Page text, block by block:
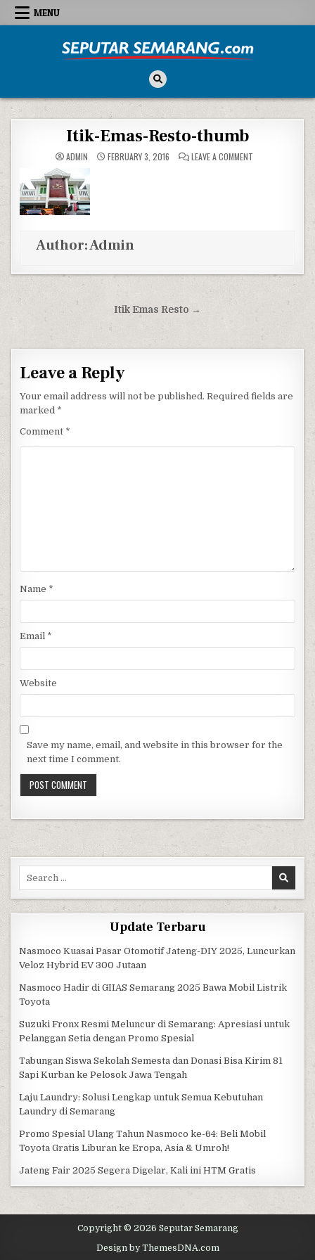
Skip to content
MENU
Itik-Emas-Resto-thumb
ADMIN FEBRUARY 3, 2016 LEAVE A COMMENTON ITIK-EMAS-
Author:Admin
Post navigationItik Emas Resto →
Leave a Reply
Your email address will not be published. Required fields are
marked *
Comment *
Name *
Email *
Website
Save my name, email, and website in this browser for the
next time I comment.
Update Terbaru
Nasmoco Kuasai Pasar Otomotif Jateng-DIY 2025, Luncurkan
Veloz Hybrid EV 300 Jutaan
Nasmoco Hadir di GIIAS Semarang 2025 Bawa Mobil Listrik
Toyota
Suzuki Fronx Resmi Meluncur di Semarang: Apresiasi untuk
Pelanggan Setia dengan Promo Spesial
Tabungan Siswa Sekolah Semesta dan Donasi Bisa Kirim 81
Sapi Kurban ke Pelosok Jawa Tengah
Laju Laundry: Solusi Lengkap untuk Semua Kebutuhan
Laundry di Semarang
Promo Spesial Ulang Tahun Nasmoco ke-64: Beli Mobil
Toyota Gratis Liburan ke Eropa, Asia & Umroh!
Jateng Fair 2025 Segera Digelar, Kali ini HTM Gratis
Copyright © 2026 Seputar Semarang
Design by ThemesDNA.com